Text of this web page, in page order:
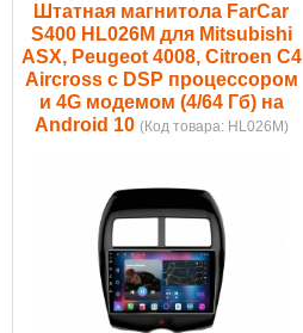
Штатная магнитола FarCar
S400 HL026M для Mitsubishi
ASX, Peugeot 4008, Citroen C4
Aircross с DSP процессором
и 4G модемом (4/64 Гб) на
Android 10 (Код товара: HL026M)